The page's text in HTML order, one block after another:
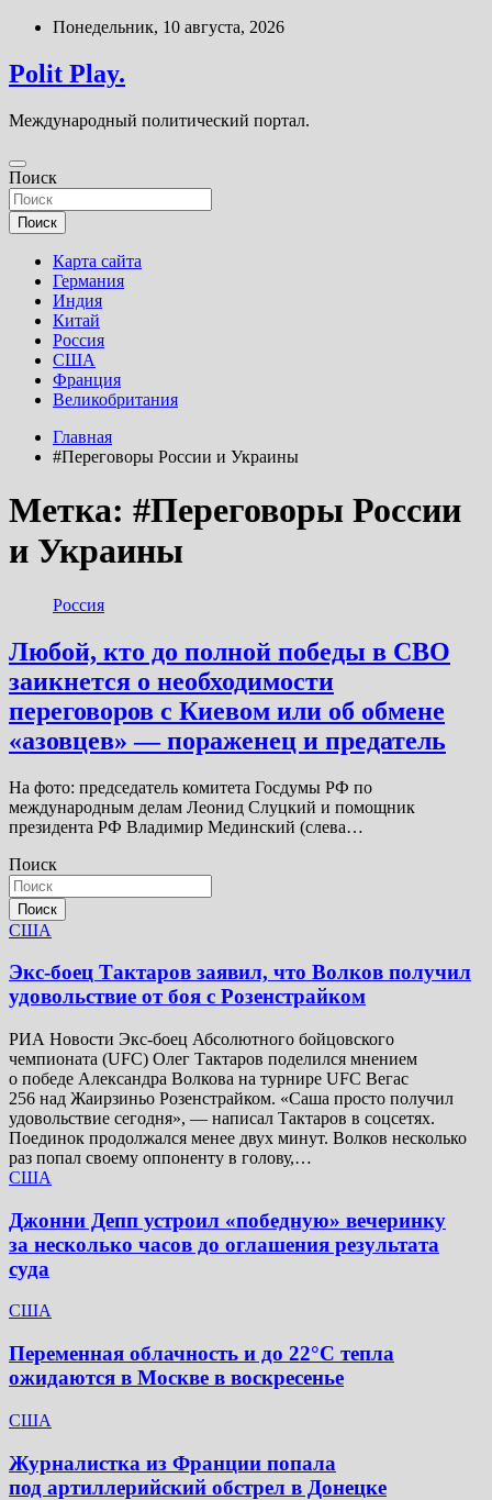
Перейти
содержимому
Понедельник, 10 августа, 2026
Polit Play.
Международный политический портал.
Поиск
Поиск
Карта сайта
Германия
Индия
Китай
Россия
США
Франция
Великобритания
Главная
#Переговоры России и Украины
Метка: #Переговоры России
и Украины
Россия
Любой, кто до полной победы в СВО
заикнется о необходимости
переговоров с Киевом или об обмене
«азовцев» — пораженец и предатель
На фото: председатель комитета Госдумы РФ по
международным делам Леонид Слуцкий и помощник
президента РФ Владимир Мединский (слева…
Поиск
Поиск
США
Экс-боец Тактаров заявил, что Волков получил
удовольствие от боя с Розенстрайком
РИА Новости Экс-боец Абсолютного бойцовского
чемпионата (UFC) Олег Тактаров поделился мнением
о победе Александра Волкова на турнире UFC Вегас
256 над Жаирзиньо Розенстрайком. «Саша просто получил
удовольствие сегодня», — написал Тактаров в соцсетях.
Поединок продолжался менее двух минут. Волков несколько
раз попал своему оппоненту в голову,…
США
Джонни Депп устроил «победную» вечеринку
за несколько часов до оглашения результата
суда
США
Переменная облачность и до 22°C тепла
ожидаются в Москве в воскресенье
США
Журналистка из Франции попала
под артиллерийский обстрел в Донецке